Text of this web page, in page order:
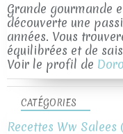
Grande gourmande
découverte une
années. Vous
équilibrées et de
Voir le profil de Doro
CATÉGORIES
Recettes Ww Salees